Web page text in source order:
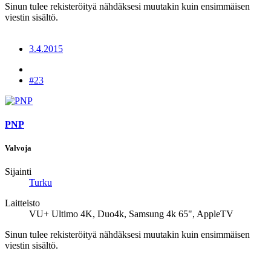
Sinun tulee rekisteröityä nähdäksesi muutakin kuin ensimmäisen
viestin sisältö.
3.4.2015
#23
PNP
Valvoja
Sijainti
Turku
Laitteisto
VU+ Ultimo 4K, Duo4k, Samsung 4k 65", AppleTV
Sinun tulee rekisteröityä nähdäksesi muutakin kuin ensimmäisen
viestin sisältö.